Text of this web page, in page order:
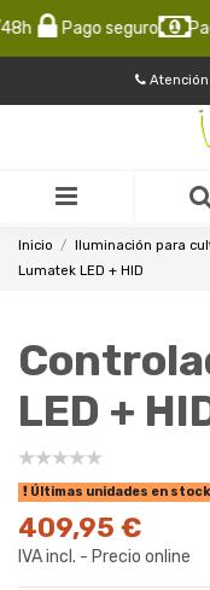
Pago seguro
Atención
Inicio Iluminación para
Lumatek LED + HID
LED +
Últimas unidades en stock
409,95 €
IVA incl. - Precio online